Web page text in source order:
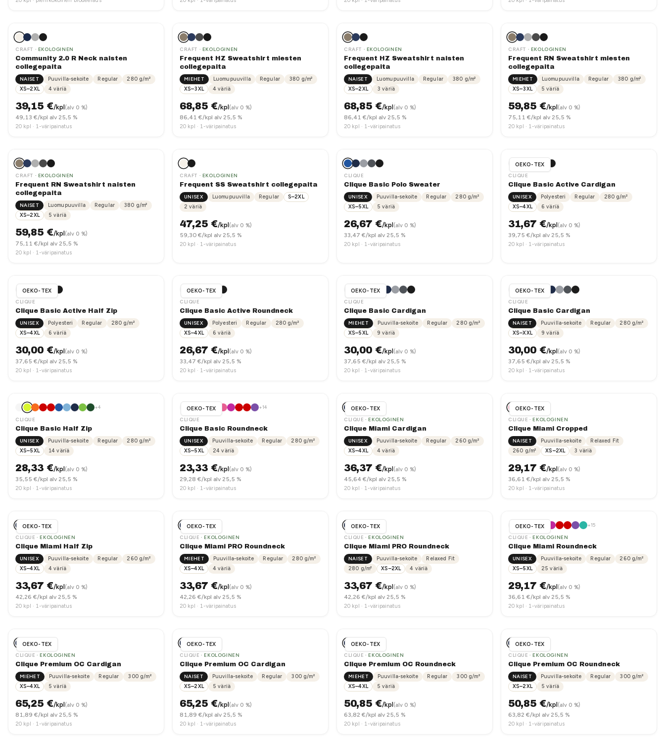
CRAFT · EKOLOGINEN
Community 2.0 R Neck naisten
collegepaita
NAISET Puuvilla-sekoite Regular 280g/m²
XS–2XL
4 väriä
39,15€/kpl (alv 0 %)
49,13 €/kpl alv 25,5 %
20 kpl · 1-väripainatus
CRAFT · EKOLOGINEN
Frequent HZ Sweatshirt miesten
collegepaita
MIEHET Luomupuuvilla Regular 380 g/m²
XS–3XL
4 väriä
68,85€/kpl (alv 0 %)
86,41 €/kpl alv 25,5 %
20 kpl · 1-väripainatus
CRAFT · EKOLOGINEN
Frequent HZ Sweatshirt naisten
collegepaita
NAISET Luomupuuvilla Regular 380 g/m²
XS–2XL
3 väriä
68,85€/kpl (alv 0 %)
86,41 €/kpl alv 25,5 %
20 kpl · 1-väripainatus
CRAFT · EKOLOGINEN
Frequent RN Sweatshirt miesten
collegepaita
MIEHET Luomupuuvilla Regular 380 g/m²
XS–3XL
5 väriä
59,85€/kpl (alv 0 %)
75,11 €/kpl alv 25,5 %
20 kpl · 1-väripainatus
CRAFT · EKOLOGINEN
Frequent RN Sweatshirt naisten
collegepaita
NAISET Luomupuuvilla Regular 380 g/m²
XS–2XL
5 väriä
59,85€/kpl (alv 0 %)
75,11 €/kpl alv 25,5 %
20 kpl · 1-väripainatus
CRAFT · EKOLOGINEN
Frequent SS Sweatshirt collegepaita
UNISEX Luomupuuvilla Regular
S–2XL
2 väriä
47,25€/kpl (alv 0 %)
59,30 €/kpl alv 25,5 %
20 kpl · 1-väripainatus
CLIQUE
Clique Basic Polo Sweater
UNISEX Puuvilla-sekoite Regular 280g/m²
XS–5XL
5 väriä
26,67€/kpl (alv 0 %)
33,47 €/kpl alv 25,5 %
20 kpl · 1-väripainatus
OEKO-TEX
CLIQUE
Clique Basic Active Cardigan
UNISEX Polyesteri Regular 280g/m²
XS–4XL
6 väriä
31,67€/kpl (alv 0 %)
39,75 €/kpl alv 25,5 %
20 kpl · 1-väripainatus
OEKO-TEX
CLIQUE
Clique Basic Active Half Zip
UNISEX Polyesteri Regular 280g/m²
XS–4XL
6 väriä
30,00€/kpl (alv 0 %)
37,65 €/kpl alv 25,5 %
20 kpl · 1-väripainatus
OEKO-TEX
CLIQUE
Clique Basic Active Roundneck
UNISEX Polyesteri Regular 280g/m²
XS–4XL
6 väriä
26,67€/kpl (alv 0 %)
33,47 €/kpl alv 25,5 %
20 kpl · 1-väripainatus
OEKO-TEX
CLIQUE
Clique Basic Cardigan
MIEHET Puuvilla-sekoite Regular 280g/m²
XS–5XL
9 väriä
30,00€/kpl (alv 0 %)
37,65 €/kpl alv 25,5 %
20 kpl · 1-väripainatus
OEKO-TEX
CLIQUE
Clique Basic Cardigan
NAISET Puuvilla-sekoite Regular 280g/m²
XS–XXL
9 väriä
30,00€/kpl (alv 0 %)
37,65 €/kpl alv 25,5 %
20 kpl · 1-väripainatus
+4
CLIQUE
Clique Basic Half Zip
UNISEX Puuvilla-sekoite Regular 280g/m²
XS–5XL
14 väriä
28,33€/kpl (alv 0 %)
35,55 €/kpl alv 25,5 %
20 kpl · 1-väripainatus
OEKO-TEX +14
CLIQUE
Clique Basic Roundneck
UNISEX Puuvilla-sekoite Regular 280g/m²
XS–5XL
24 väriä
23,33€/kpl (alv 0 %)
29,28 €/kpl alv 25,5 %
20 kpl · 1-väripainatus
OEKO-TEX
CLIQUE · EKOLOGINEN
Clique Miami Cardigan
UNISEX Puuvilla-sekoite Regular 260g/m²
XS–4XL
4 väriä
36,37€/kpl (alv 0 %)
45,64 €/kpl alv 25,5 %
20 kpl · 1-väripainatus
OEKO-TEX
CLIQUE · EKOLOGINEN
Clique Miami Cropped
NAISET Puuvilla-sekoite
Relaxed Fit
260 g/m² XS–2XL 3 väriä
29,17€/kpl (alv 0 %)
36,61 €/kpl alv 25,5 %
20 kpl · 1-väripainatus
OEKO-TEX
CLIQUE · EKOLOGINEN
Clique Miami Half Zip
UNISEX Puuvilla-sekoite Regular 260g/m²
XS–4XL
4 väriä
33,67€/kpl (alv 0 %)
42,26 €/kpl alv 25,5 %
20 kpl · 1-väripainatus
OEKO-TEX
CLIQUE · EKOLOGINEN
Clique Miami PRO Roundneck
MIEHET Puuvilla-sekoite Regular 280g/m²
XS–4XL
4 väriä
33,67€/kpl (alv 0 %)
42,26 €/kpl alv 25,5 %
20 kpl · 1-väripainatus
OEKO-TEX
CLIQUE · EKOLOGINEN
Clique Miami PRO Roundneck
NAISET Puuvilla-sekoite
Relaxed Fit
280 g/m² XS–2XL 4 väriä
33,67€/kpl (alv 0 %)
42,26 €/kpl alv 25,5 %
20 kpl · 1-väripainatus
OEKO-TEX +15
CLIQUE · EKOLOGINEN
Clique Miami Roundneck
UNISEX Puuvilla-sekoite Regular 260g/m²
XS–5XL
25 väriä
29,17€/kpl (alv 0 %)
36,61 €/kpl alv 25,5 %
20 kpl · 1-väripainatus
OEKO-TEX
CLIQUE · EKOLOGINEN
Clique Premium OC Cardigan
MIEHET Puuvilla-sekoite Regular 300g/m²
XS–4XL
5 väriä
65,25€/kpl (alv 0 %)
81,89 €/kpl alv 25,5 %
20 kpl · 1-väripainatus
OEKO-TEX
CLIQUE · EKOLOGINEN
Clique Premium OC Cardigan
NAISET Puuvilla-sekoite Regular 300g/m²
XS–2XL
5 väriä
65,25€/kpl (alv 0 %)
81,89 €/kpl alv 25,5 %
20 kpl · 1-väripainatus
OEKO-TEX
CLIQUE · EKOLOGINEN
Clique Premium OC Roundneck
MIEHET Puuvilla-sekoite Regular 300g/m²
XS–4XL
5 väriä
50,85€/kpl (alv 0 %)
63,82 €/kpl alv 25,5 %
20 kpl · 1-väripainatus
OEKO-TEX
CLIQUE · EKOLOGINEN
Clique Premium OC Roundneck
NAISET Puuvilla-sekoite Regular 300g/m²
XS–2XL
5 väriä
50,85€/kpl (alv 0 %)
63,82 €/kpl alv 25,5 %
20 kpl · 1-väripainatus